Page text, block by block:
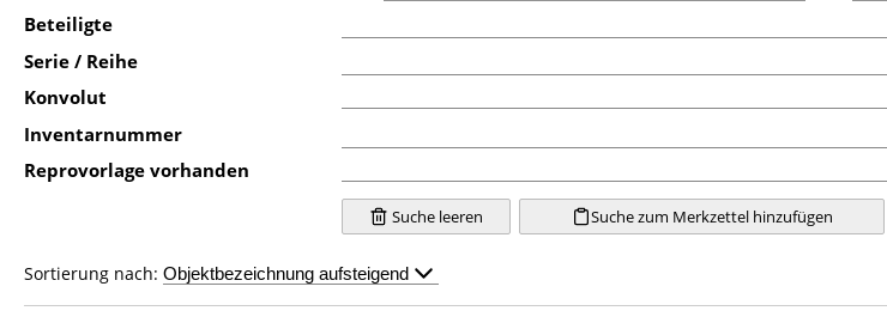
Beteiligte
Serie / Reihe
Konvolut
Inventarnummer
Reprovorlage vorhanden
Suche leeren Suche zum Merkzettel hinzufügen
Sortierung nach: